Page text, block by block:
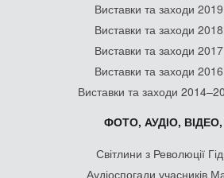
Виставки та заходи
Виставки та заходи
Виставки та заходи
Виставки та заходи
Виставки та заходи
ФОТО, АУДІО, ВІДЕО,
Світлини з Революції
Аудіоспогади учасників